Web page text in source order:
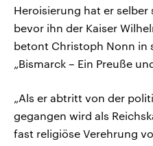
Heroisierung hat er
bevor ihn der Kaiser
betont Christoph Nonn in
„Bismarck – Ein Preuße
„Als er abtritt von der
gegangen wird als
fast religiöse Verehrung